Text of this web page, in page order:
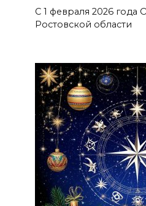
С 1 февраля 2026
Ростовской области